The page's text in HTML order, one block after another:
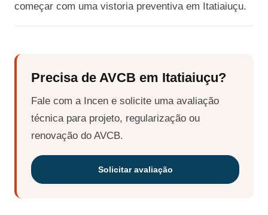
começar com uma vistoria preventiva em Itatiaiuçu.
Precisa de AVCB em Itatiaiuçu?
Fale com a Incen e solicite uma avaliação
técnica para projeto, regularização ou
renovação do AVCB.
Solicitar avaliação